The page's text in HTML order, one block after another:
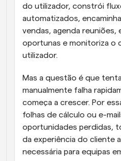
do utilizador, constrói
automatizados,
vendas, agenda reuniões,
oportunas e monitoriza o
utilizador.
Mas a questão é que
manualmente falha
começa a crescer. Por
folhas de cálculo ou e-
oportunidades perdidas,
da experiência do cliente
necessária para equipas